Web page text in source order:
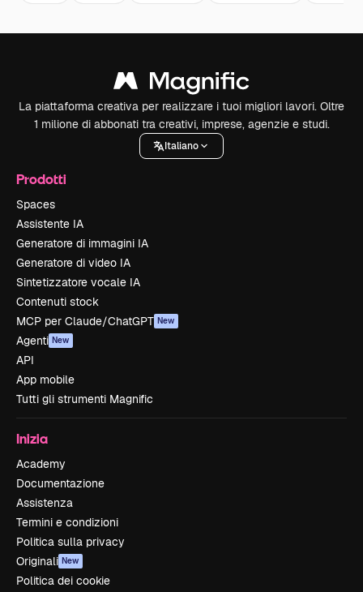
La piattaforma creativa per realizzare i tuoi migliori lavori. Oltre
1 milione di abbonati tra creativi, imprese, agenzie e studi.
Italiano
Prodotti
Spaces
Assistente IA
Generatore di immagini IA
Generatore di video IA
Sintetizzatore vocale IA
Contenuti stock
MCP per Claude/ChatGPT New
Agenti New
API
App mobile
Tutti gli strumenti Magnific
Inizia
Academy
Documentazione
Assistenza
Termini e condizioni
Politica sulla privacy
Originali New
Politica dei cookie